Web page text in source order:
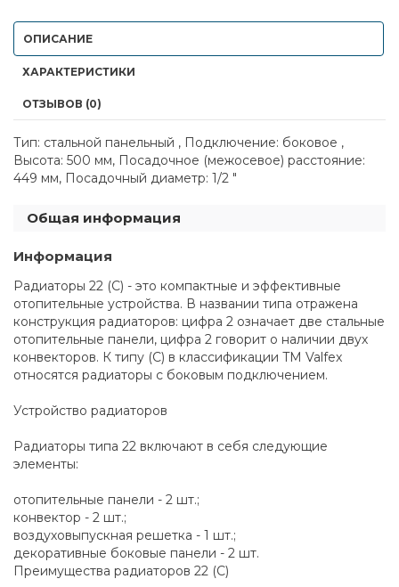
ОПИСАНИЕ
ХАРАКТЕРИСТИКИ
ОТЗЫВОВ (0)
Тип: стальной панельный , Подключение: боковое ,
Высота: 500 мм, Посадочное (межосевое) расстояние:
449 мм, Посадочный диаметр: 1/2 "
Общая информация
Информация
Радиаторы 22 (C) - это компактные и эффективные
отопительные устройства. В названии типа отражена
конструкция радиаторов: цифра 2 означает две стальные
отопительные панели, цифра 2 говорит о наличии двух
конвекторов. К типу (C) в классификации TM Valfex
относятся радиаторы с боковым подключением.
Устройство радиаторов
Радиаторы типа 22 включают в себя следующие
элементы:
отопительные панели - 2 шт.;
конвектор - 2 шт.;
воздуховыпускная решетка - 1 шт.;
декоративные боковые панели - 2 шт.
Преимущества радиаторов 22 (C)